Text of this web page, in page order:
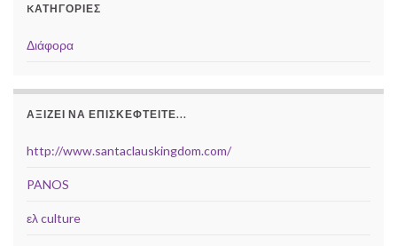
KΑΤΗΓΟΡΊΕΣ
Διάφορα
ΑΞΊΖΕΙ ΝΑ ΕΠΙΣΚΕΦΤΕΊΤΕ...
http://www.santaclauskingdom.com/
PANOS
ελ culture